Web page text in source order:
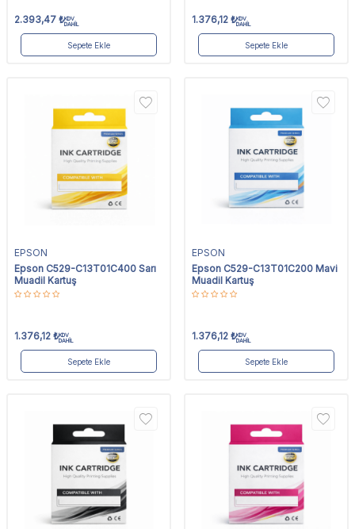
2.393,47 ₺KDV
DAHİL
Sepete Ekle
1.376,12 ₺KDV
DAHİL
Sepete Ekle
EPSON
Epson C529-C13T01C400 Sarı
Muadil Kartuş
1.376,12 ₺KDV
DAHİL
Sepete Ekle
EPSON
Epson C529-C13T01C200 Mavi
Muadil Kartuş
1.376,12 ₺KDV
DAHİL
Sepete Ekle